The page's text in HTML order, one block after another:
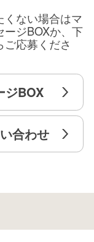
きや対応が
うな対応が必
事を再確認しな
出来る事があっ
頼って頂ける存
くない場合はマ
ージBOXか、下
応募くださ
ジBOX
合わせ